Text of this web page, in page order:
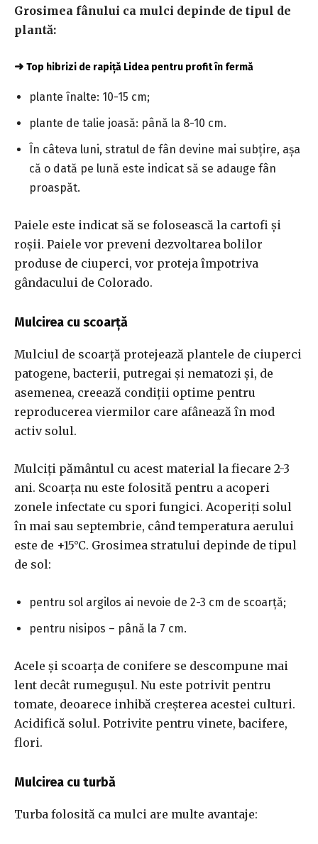
Grosimea fânului ca mulci depinde de tipul de
plantă:
➜ Top hibrizi de rapiță Lidea pentru profit în fermă
plante înalte: 10-15 cm;
plante de talie joasă: până la 8-10 cm.
În câteva luni, stratul de fân devine mai subțire, așa
că o dată pe lună este indicat să se adauge fân
proaspăt.
Paiele este indicat să se folosească la cartofi și
roșii. Paiele vor preveni dezvoltarea bolilor
produse de ciuperci, vor proteja împotriva
gândacului de Colorado.
Mulcirea cu scoarță
Mulciul de scoarță protejează plantele de ciuperci
patogene, bacterii, putregai și nematozi și, de
asemenea, creează condiții optime pentru
reproducerea viermilor care afânează în mod
activ solul.
Mulciți pământul cu acest material la fiecare 2-3
ani. Scoarța nu este folosită pentru a acoperi
zonele infectate cu spori fungici. Acoperiți solul
în mai sau septembrie, când temperatura aerului
este de +15°C. Grosimea stratului depinde de tipul
de sol:
pentru sol argilos ai nevoie de 2-3 cm de scoarță;
pentru nisipos – până la 7 cm.
Acele și scoarța de conifere se descompune mai
lent decât rumegușul. Nu este potrivit pentru
tomate, deoarece inhibă creșterea acestei culturi.
Acidifică solul. Potrivite pentru vinete, bacifere,
flori.
Mulcirea cu turbă
Turba folosită ca mulci are multe avantaje: